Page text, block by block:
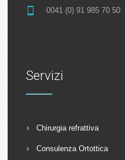
0041 (0) 91 985 70 50
Servizi
Chirurgia refrattiva
Consulenza Ortottica